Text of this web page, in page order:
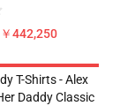
442,250
T-Shirts - Alex
Daddy Classic